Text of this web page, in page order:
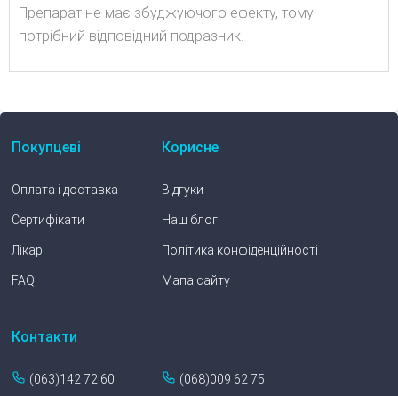
Препарат не має збуджуючого ефекту, тому
потрібний відповідний подразник.
Покупцеві
Оплата і доставка
Сертифікати
Лікарі
FAQ
Корисне
Відгуки
Наш блог
Політика конфіденційності
Мапа сайту
Контакти
(063)142 72 60 (068)009 62 75